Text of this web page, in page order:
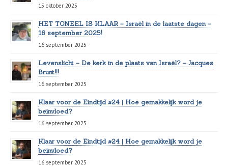
15 oktober 2025
HET TONEEL IS KLAAR – Israël in de laatste dagen –
16 september 2025!
16 september 2025
Levenslicht – De kerk in de plaats van Israël? – Jacques
Brunt!!!
16 september 2025
Klaar voor de Eindtijd #24 | Hoe gemakkelijk word je
beïnvloed?
16 september 2025
Klaar voor de Eindtijd #24 | Hoe gemakkelijk word je
beïnvloed?
16 september 2025